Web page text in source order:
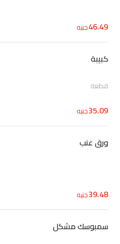
46.49جنيه
كبيبة
قطعة
35.09جنيه
ورق عنب
39.48جنيه
سمبوسك مشكل